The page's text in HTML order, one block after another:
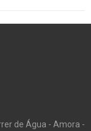
de Água - Amora -